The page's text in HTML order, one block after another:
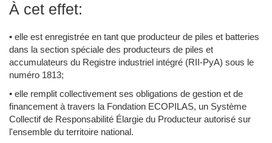
À cet effet:
• elle est enregistrée en tant que producteur de piles et batteries
dans la section spéciale des producteurs de piles et
accumulateurs du Registre industriel intégré (RII-PyA) sous le
numéro 1813;
• elle remplit collectivement ses obligations de gestion et de
financement à travers la Fondation ECOPILAS, un Système
Collectif de Responsabilité Élargie du Producteur autorisé sur
l'ensemble du territoire national.